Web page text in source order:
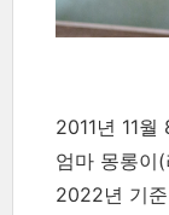
2011년 11
엄마 몽롱이
2022년 기